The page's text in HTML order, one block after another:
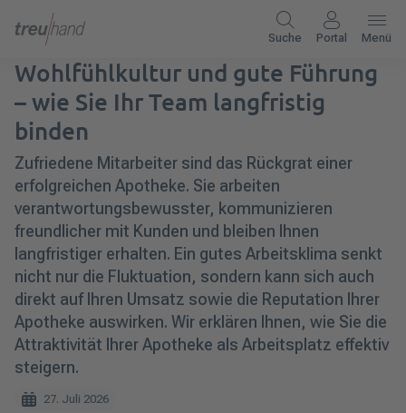
Suche Portal Menü
Wohlfühlkultur und gute Führung
– wie Sie Ihr Team langfristig
binden
Zufriedene Mitarbeiter sind das Rückgrat einer
erfolgreichen Apotheke. Sie arbeiten
verantwortungsbewusster, kommunizieren
freundlicher mit Kunden und bleiben Ihnen
langfristiger erhalten. Ein gutes Arbeitsklima senkt
nicht nur die Fluktuation, sondern kann sich auch
direkt auf Ihren Umsatz sowie die Reputation Ihrer
Apotheke auswirken. Wir erklären Ihnen, wie Sie die
Attraktivität Ihrer Apotheke als Arbeitsplatz effektiv
steigern.
27. Juli 2026